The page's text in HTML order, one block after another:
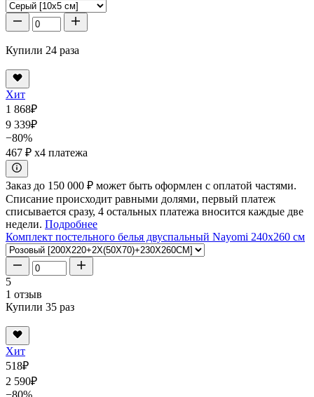
Купили 24 раза
Хит
1 868₽
9 339₽
−80%
467 ₽ x4 платежа
Заказ до 150 000 ₽ может быть оформлен с оплатой частями.
Списание происходит равными долями, первый платеж
списывается сразу, 4 остальных платежа вносится каждые две
недели. Подробнее
Комплект постельного белья двуспальный Nayomi 240x260 см
5
1 отзыв
Купили 35 раз
Хит
518₽
2 590₽